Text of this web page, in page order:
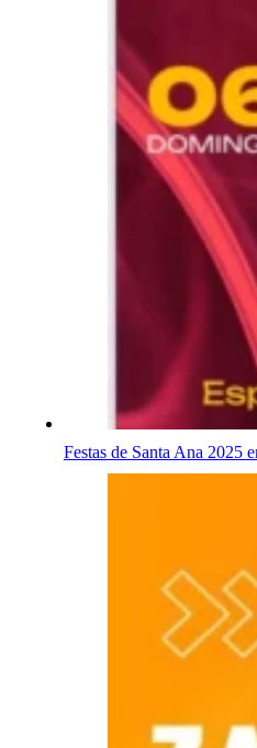
Festas de Santa Ana 2025